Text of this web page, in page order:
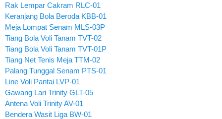
Rak Lempar Cakram RLC-01
Keranjang Bola Beroda KBB-01
Meja Lompat Senam MLS-03P
Tiang Bola Voli Tanam TVT-02
Tiang Bola Voli Tanam TVT-01P
Tiang Net Tenis Meja TTM-02
Palang Tunggal Senam PTS-01
Line Voli Pantai LVP-01
Gawang Lari Trinity GLT-05
Antena Voli Trinity AV-01
Bendera Wasit Liga BW-01